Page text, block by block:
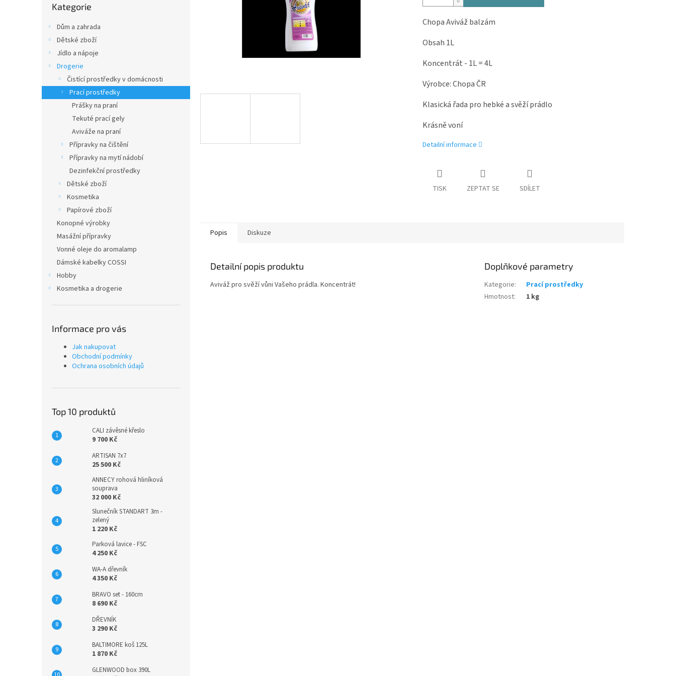
kategorie
Kategorie
Dům a zahrada
Dětské zboží
Jídlo a nápoje
Drogerie
Čistící prostředky v domácnosti
Prací prostředky
Prášky na praní
Tekuté prací gely
Aviváže na praní
Přípravky na čištění
Přípravky na mytí nádobí
Dezinfekční prostředky
Dětské zboží
Kosmetika
Papírové zboží
Konopné výrobky
Masážní přípravky
Vonné oleje do aromalamp
Dámské kabelky COSSI
Hobby
Kosmetika a drogerie
Informace pro vás
Jak nakupovat
Obchodní podmínky
Ochrana osobních údajů
Top 10 produktů
CALI závěsné křeslo
9 700 Kč
ARTISAN 7x7
25 500 Kč
ANNECY rohová hliníková
souprava
32 000 Kč
Slunečník STANDART 3m -
zelený
1 220 Kč
Parková lavice - FSC
4 250 Kč
WA-A dřevník
4 350 Kč
BRAVO set - 160cm
8 690 Kč
DŘEVNÍK
3 290 Kč
BALTIMORE koš 125L
1 870 Kč
GLENWOOD box 390L
Chopa Aviváž balzám
Obsah 1L
Koncentrát - 1L = 4L
Výrobce: Chopa ČR
Klasická řada pro hebké a svěží prádlo
Krásně voní
Detailní informace
TISK ZEPTAT SE SDÍLET
Popis Diskuze
Detailní popis produktu
Aviváž pro svěží vůni Vašeho prádla. Koncentrát!
Doplňkové parametry
Kategorie:
Prací prostředky
Hmotnost: 1 kg